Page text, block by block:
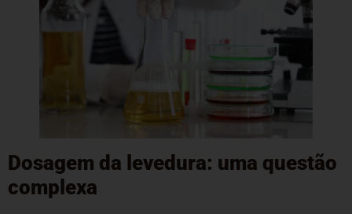
Dosagem da levedura: uma questão
complexa